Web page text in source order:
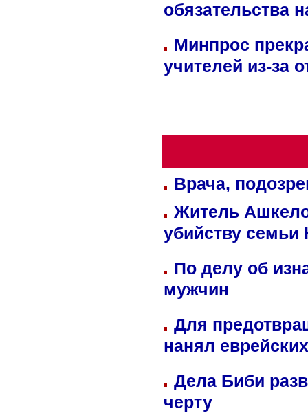
обязательства
Минпрос
учителей из-за
Врача,
Житель
убийству семьи
По делу об
мужчин
Для
нанял
Дела Биби
черту